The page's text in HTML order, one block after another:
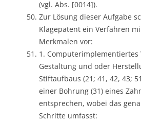
(vgl. Abs. [0014]).
Zur Lösung dieser Aufgabe
Klagepatent ein Verfahren
Merkmalen vor:
1. Computerimplementiertes
Gestaltung und oder
Stiftaufbaus (21; 41, 42, 43;
einer Bohrung (31) eines
entsprechen, wobei das
Schritte umfasst: